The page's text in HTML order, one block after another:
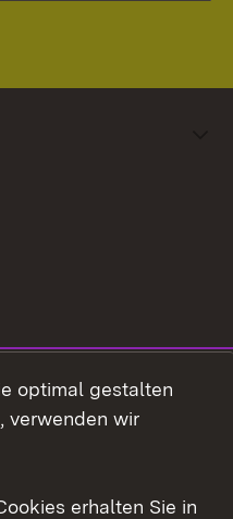
optimal gestalten
verwenden wir
erhalten Sie in